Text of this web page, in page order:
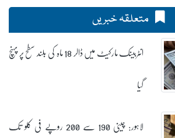
متعلقہ خبریں
انٹربینک مارکیٹ میں ڈالر 18 ماہ کی بلند سطح پر پہنچ
گیا
لاہور: چینی 190 سے 200 روپے فی کلو تک